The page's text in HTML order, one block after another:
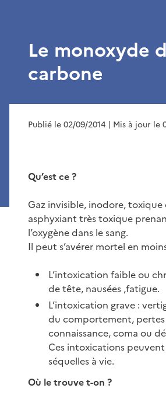
Le monoxyde
carbone
Publié le 02/09/2014 | Mis à jour le
Qu’est ce ?
Gaz invisible, inodore,
asphyxiant très toxique
l’oxygène dans le sang.
Il peut s’avérer mortel en
L’intoxication faible ou
de tête, nausées ,fatigue.
L’intoxication grave :
du comportement,
connaissance, coma ou
Ces intoxications peuvent
séquelles à vie.
Où le trouve t-on ?